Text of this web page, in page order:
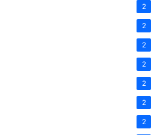
2
2
2
2
2
2
2